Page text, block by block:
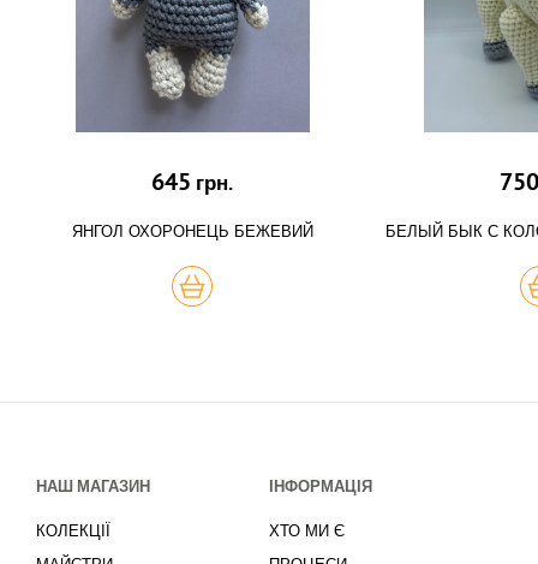
645 грн.
ЯНГОЛ ОХОРОНЕЦЬ БЕЖЕВИЙ
КУПИТЬ
750
БЕЛЫЙ БЫК С
НАШ МАГАЗИН
КОЛЕКЦІЇ
ІНФОРМАЦІЯ
ХТО МИ Є